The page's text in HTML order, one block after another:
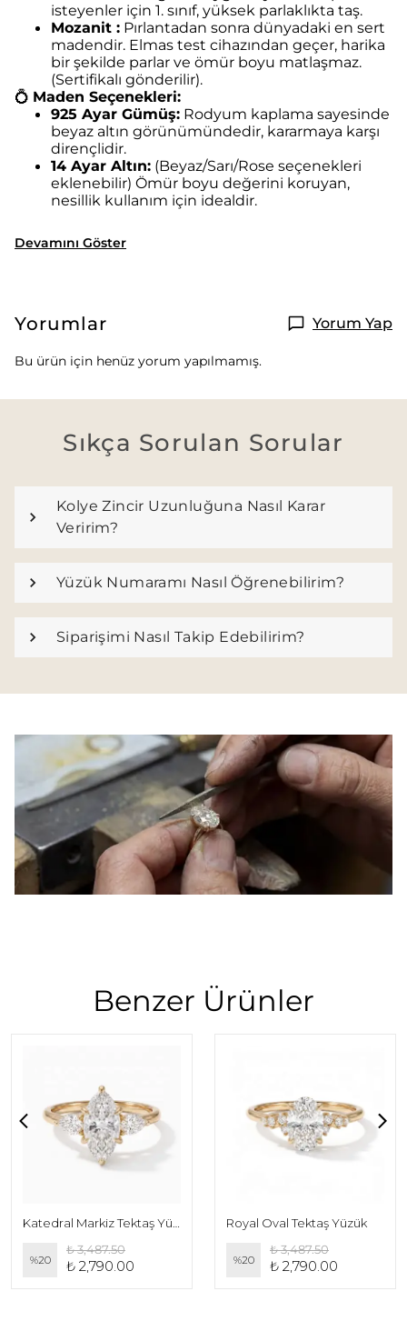
isteyenler için 1. sınıf, yüksek parlaklıkta taş.
Mozanit : Pırlantadan sonra dünyadaki en sert
madendir. Elmas test cihazından geçer, harika
bir şekilde parlar ve ömür boyu matlaşmaz.
(Sertifikalı gönderilir).
💍 Maden Seçenekleri:
925 Ayar Gümüş: Rodyum kaplama sayesinde
beyaz altın görünümündedir, kararmaya karşı
dirençlidir.
14 Ayar Altın: (Beyaz/Sarı/Rose seçenekleri
eklenebilir) Ömür boyu değerini koruyan,
nesillik kullanım için idealdir.
Devamını Göster
Yorumlar Yorum Yap
Bu ürün için henüz yorum yapılmamış.
Sıkça Sorulan Sorular
Kolye Zincir Uzunluğuna Nasıl Karar
Veririm?
Yüzük Numaramı Nasıl Öğrenebilirim?
Siparişimi Nasıl Takip Edebilirim?
Benzer Ürünler
%20
₺ 3,487.50
₺ 2,790.00
Royal Oval Tektaş Yüzük
%20
₺ 3,487.50
₺ 2,790.00